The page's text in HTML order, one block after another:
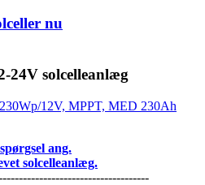
nu
24V solcelleanlæg
ang.
solcelleanlæg.